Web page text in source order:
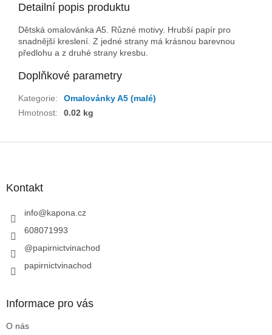
Detailní popis produktu
Dětská omalovánka A5. Různé motivy. Hrubší papír pro
snadnější kreslení. Z jedné strany má krásnou barevnou
předlohu a z druhé strany kresbu.
Doplňkové parametry
Kategorie:
Omalovánky A5 (malé)
Hmotnost: 0.02 kg
Kontakt
info@kapona.cz
608071993
@papirnictvinachod
papirnictvinachod
Informace pro vás
O nás